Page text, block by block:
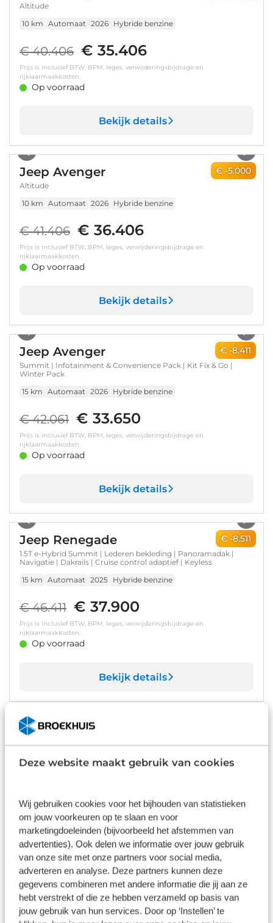
Deze website maakt gebruik van cookies
Wij gebruiken cookies voor het bijhouden van statistieken
om jouw voorkeuren op te slaan en voor
marketingdoeleinden (bijvoorbeeld het afstemmen van
advertenties). Ook delen we informatie over jouw gebruik
van onze site met onze partners voor social media,
adverteren en analyse. Deze partners kunnen deze
gegevens combineren met andere informatie die jij aan ze
hebt verstrekt of die ze hebben verzameld op basis van
jouw gebruik van hun services. Door op ‘Instellen’ te
Altitude
10 km Automaat 2026 Hybride benzine
€ 40.406 € 35.406
Prijs is inclusief BTW, BPM, leges, verwijderingsbijdrage en
rijklaarmaakkosten.
Op voorraad
Bekijk details
€ -5.000
Jeep Avenger
Altitude
10 km Automaat 2026 Hybride benzine
€ 41.406 € 36.406
Prijs is inclusief BTW, BPM, leges, verwijderingsbijdrage en
rijklaarmaakkosten.
Op voorraad
Bekijk details
€ -8.411
Jeep Avenger
Summit | Infotainment & Convenience Pack | Kit Fix & Go |
Winter Pack
15 km Automaat 2026 Hybride benzine
€ 42.061 € 33.650
Prijs is inclusief BTW, BPM, leges, verwijderingsbijdrage en
rijklaarmaakkosten.
Op voorraad
Bekijk details
€ -8.511
Jeep Renegade
1.5T e-Hybrid Summit | Lederen bekleding | Panoramadak |
Navigatie | Dakrails | Cruise control adaptief | Keyless
15 km Automaat 2025 Hybride benzine
€ 46.411 € 37.900
Prijs is inclusief BTW, BPM, leges, verwijderingsbijdrage en
rijklaarmaakkosten.
Op voorraad
Bekijk details
Jeep Avenger
15 km
Automaat 2026 Hybride benzine
Prijs is inclusief BTW, BPM, leges, verwijderingsbijdrage en
rijklaarmaakkosten.
Op voorraad
Bekijk details
1/8
€ -5.000
Jeep Avenger